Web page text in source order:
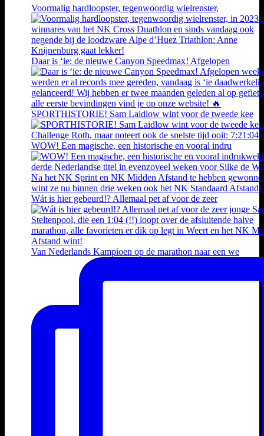
Voormalig hardloopster, tegenwoordig wielrenster,
Daar is ‘ie: de nieuwe Canyon Speedmax! Afgelopen
SPORTHISTORIE! Sam Laidlow wint voor de tweede kee
WOW! Een magische, een historische en vooral indru
Wát is hier gebeurd!? Allemaal pet af voor de zeer
Van Nederlands Kampioen op de marathon naar een we